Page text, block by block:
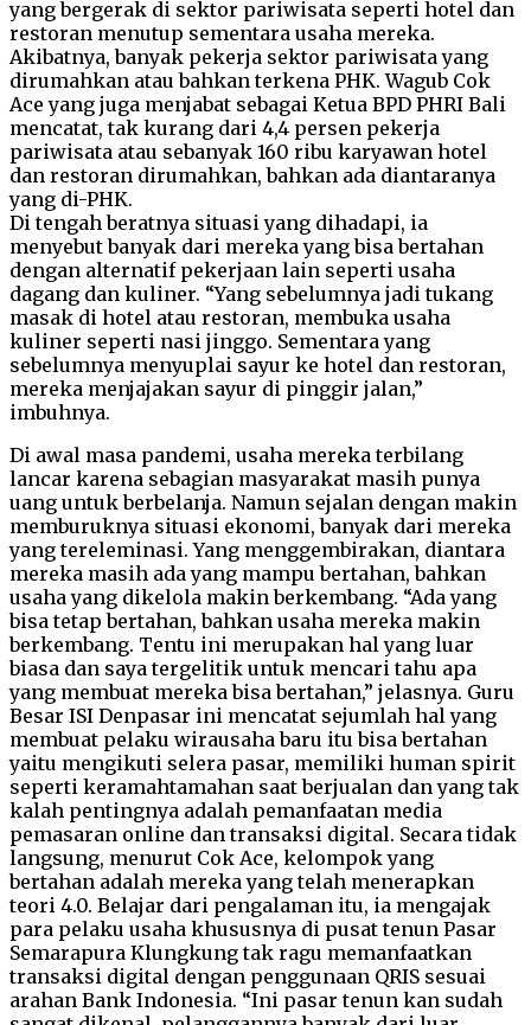
yang bergerak di sektor pariwisata seperti hotel dan
restoran menutup sementara usaha mereka.
Akibatnya, banyak pekerja sektor pariwisata yang
dirumahkan atau bahkan terkena PHK. Wagub Cok
Ace yang juga menjabat sebagai Ketua BPD PHRI Bali
mencatat, tak kurang dari 4,4 persen pekerja
pariwisata atau sebanyak 160 ribu karyawan hotel
dan restoran dirumahkan, bahkan ada diantaranya
yang di-PHK.
Di tengah beratnya situasi yang dihadapi, ia
menyebut banyak dari mereka yang bisa bertahan
dengan alternatif pekerjaan lain seperti usaha
dagang dan kuliner. “Yang sebelumnya jadi tukang
masak di hotel atau restoran, membuka usaha
kuliner seperti nasi jinggo. Sementara yang
sebelumnya menyuplai sayur ke hotel dan restoran,
mereka menjajakan sayur di pinggir jalan,”
imbuhnya.
Di awal masa pandemi, usaha mereka terbilang
lancar karena sebagian masyarakat masih punya
uang untuk berbelanja. Namun sejalan dengan makin
memburuknya situasi ekonomi, banyak dari mereka
yang tereleminasi. Yang menggembirakan, diantara
mereka masih ada yang mampu bertahan, bahkan
usaha yang dikelola makin berkembang. “Ada yang
bisa tetap bertahan, bahkan usaha mereka makin
berkembang. Tentu ini merupakan hal yang luar
biasa dan saya tergelitik untuk mencari tahu apa
yang membuat mereka bisa bertahan,” jelasnya. Guru
Besar ISI Denpasar ini mencatat sejumlah hal yang
membuat pelaku wirausaha baru itu bisa bertahan
yaitu mengikuti selera pasar, memiliki human spirit
seperti keramahtamahan saat berjualan dan yang tak
kalah pentingnya adalah pemanfaatan media
pemasaran online dan transaksi digital. Secara tidak
langsung, menurut Cok Ace, kelompok yang
bertahan adalah mereka yang telah menerapkan
teori 4.0. Belajar dari pengalaman itu, ia mengajak
para pelaku usaha khususnya di pusat tenun Pasar
Semarapura Klungkung tak ragu memanfaatkan
transaksi digital dengan penggunaan QRIS sesuai
arahan Bank Indonesia. “Ini pasar tenun kan sudah